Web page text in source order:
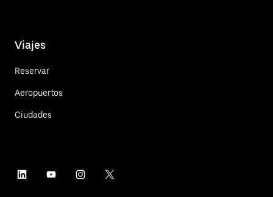
Viajes
Reservar
Aeropuertos
Ciudades